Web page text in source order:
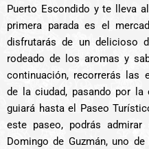
Puerto Escondido y te lleva
primera parada es el
disfrutarás de un delicioso
rodeado de los aromas y
continuación, recorrerás las
de la ciudad, pasando por la
guiará hasta el Paseo
este paseo, podrás
Domingo de Guzmán, uno